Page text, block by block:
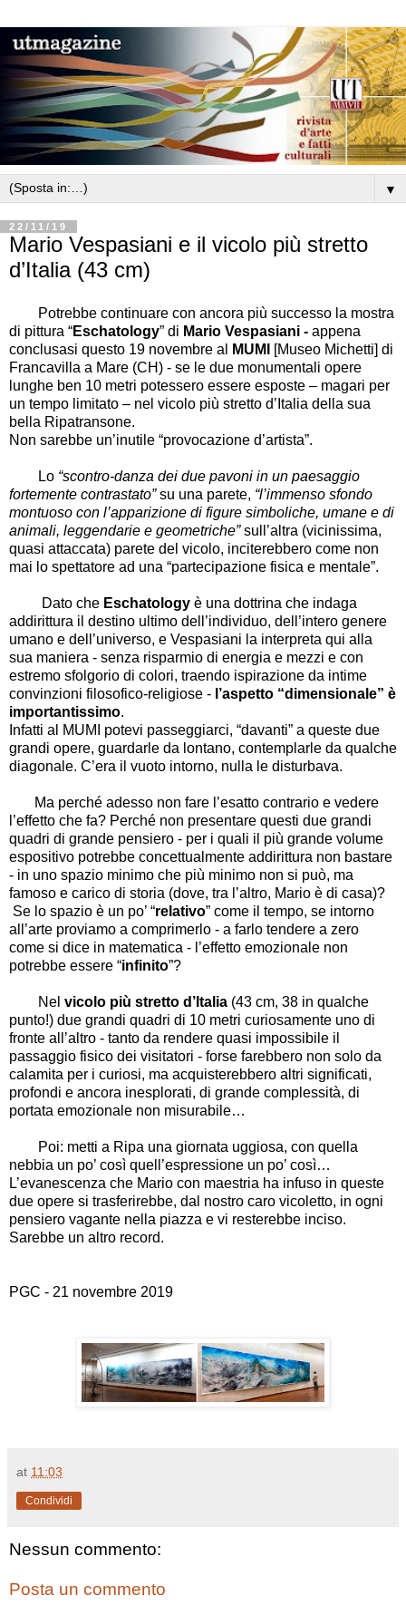
▼
22/11/19
Mario Vespasiani e il vicolo più stretto
d’Italia (43 cm)
Potrebbe continuare con ancora più successo la mostra
di pittura “Eschatology” di Mario Vespasiani - appena
conclusasi questo 19 novembre al
MUMI
[Museo Michetti] di
Francavilla a Mare (CH) - se le due monumentali opere
lunghe ben 10 metri potessero essere esposte – magari per
un tempo limitato – nel vicolo più stretto d’Italia della sua
bella Ripatransone.
Non sarebbe un’inutile “provocazione d’artista”.
Lo “scontro-danza dei due pavoni in un paesaggio
fortemente contrastato”su una parete, “l’immenso sfondo
montuoso con l’apparizione di figure simboliche, umane e di
animali, leggendarie e geometriche”sull’altra (vicinissima,
quasi attaccata) parete del vicolo, inciterebbero come non
mai lo spettatore ad una “partecipazione fisica e mentale”.
Dato che Eschatology è una dottrina che indaga
addirittura il destino ultimo dell’individuo, dell’intero genere
umano e dell’universo, e Vespasiani la interpreta qui alla
sua maniera - senza risparmio di energia e mezzi e con
estremo sfolgorio di colori, traendo ispirazione da intime
convinzioni filosofico-religiose - l’aspetto “dimensionale” è
importantissimo.
Infatti al MUMI potevi passeggiarci, “davanti” a queste due
grandi opere, guardarle da lontano, contemplarle da qualche
diagonale. C’era il vuoto intorno, nulla le disturbava.
Ma perché adesso non fare l’esatto contrario e vedere
l’effetto che fa? Perché non presentare questi due grandi
quadri di grande pensiero - per i quali il più grande volume
espositivo potrebbe concettualmente addirittura non bastare
- in uno spazio minimo che più minimo non si può, ma
famoso e carico di storia (dove, tra l’altro, Mario è di casa)?
Se lo spazio è un po’ “relativo” come il tempo, se intorno
all’arte proviamo a comprimerlo - a farlo tendere a zero
come si dice in matematica - l’effetto emozionale non
potrebbe essere “infinito”?
Nel vicolo più stretto d’Italia (43 cm, 38 in qualche
punto!) due grandi quadri di 10 metri curiosamente uno di
fronte all’altro - tanto da rendere quasi impossibile il
passaggio fisico dei visitatori - forse farebbero non solo da
calamita per i curiosi, ma acquisterebbero altri significati,
profondi e ancora inesplorati, di grande complessità, di
portata emozionale non misurabile…
Poi: metti a Ripa una giornata uggiosa, con quella
nebbia un po’ così quell’espressione un po’ così…
L’evanescenza che Mario con maestria ha infuso in queste
due opere si trasferirebbe, dal nostro caro vicoletto, in ogni
pensiero vagante nella piazza e vi resterebbe inciso.
Sarebbe un altro record.
PGC - 21 novembre 2019
at 11:03
Condividi
Nessun commento:
Posta un commento